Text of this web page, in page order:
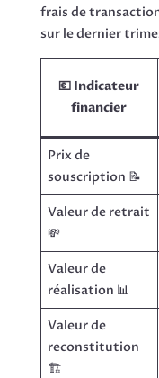
frais de
sur le dernier
💶 Indicateur
financier
Prix de
souscription 📝
Valeur de retrait
💸
Valeur de
réalisation 📊
Valeur de
reconstitution
🏗️